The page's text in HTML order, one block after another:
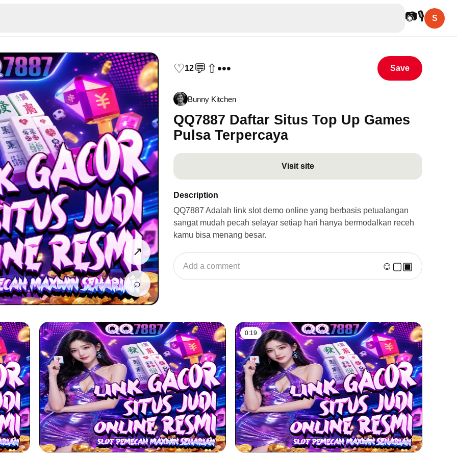
📷🎙 S
↗
⌕
♡12💬 ⇧••• Save
Bunny Kitchen
QQ7887 Daftar Situs Top Up Games
Pulsa Terpercaya
Visit site
Description
QQ7887 Adalah link slot demo online yang berbasis petualangan
sangat mudah pecah selayar setiap hari hanya bermodalkan receh
kamu bisa menang besar.
Add a comment ☺ ▢▣
0:19